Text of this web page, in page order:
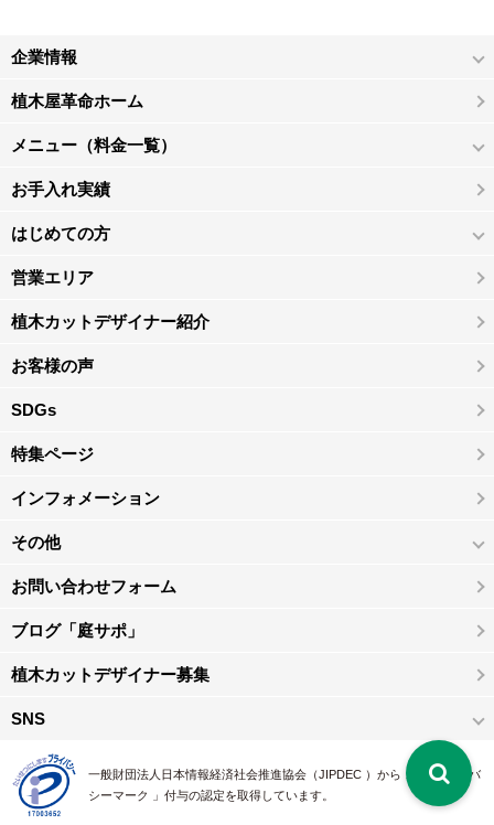
企業情報
植木屋革命ホーム
メニュー（料金一覧）
お手入れ実績
はじめての方
営業エリア
植木カットデザイナー紹介
お客様の声
SDGs
特集ページ
インフォメーション
その他
お問い合わせフォーム
ブログ「庭サポ」
植木カットデザイナー募集
SNS
一般財団法人日本情報経済社会推進協会（JIPDEC ）から 、「 プライバ
シーマーク 」付与の認定を取得しています。